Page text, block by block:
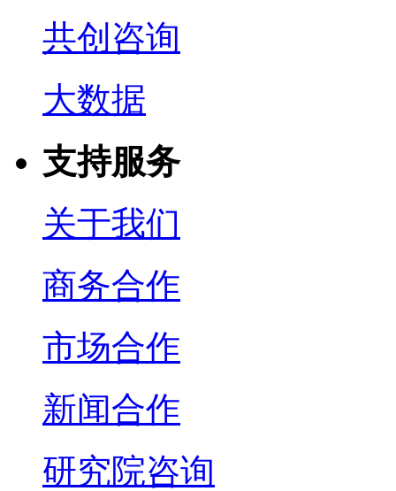
共创咨询
大数据
支持服务
关于我们
商务合作
市场合作
新闻合作
研究院咨询